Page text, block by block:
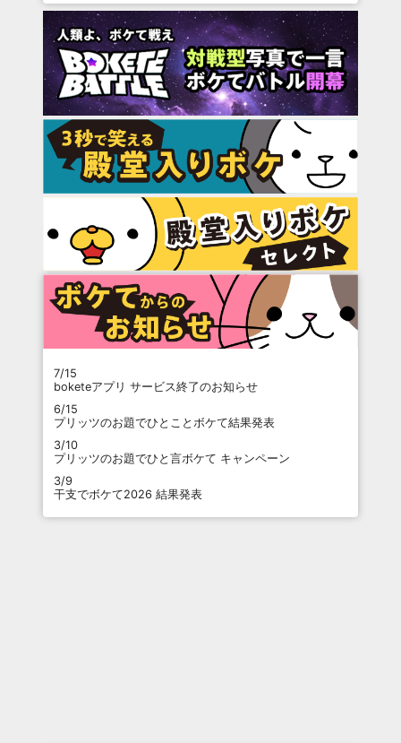
7/15
boketeアプリ サービス終了のお知らせ
6/15
プリッツのお題でひとことボケて結果発表
3/10
プリッツのお題でひと言ボケて キャンペーン
3/9
干支でボケて2026 結果発表